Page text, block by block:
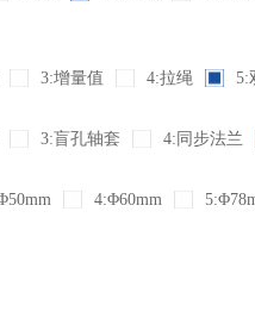
3:增量值 4:拉绳 5:
3:盲孔轴套 4:同步法兰
4:Φ60mm